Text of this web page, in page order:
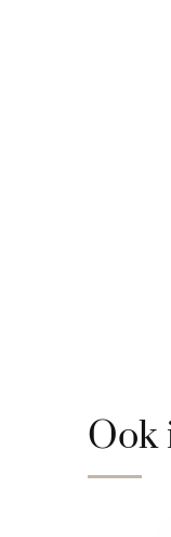
Ook